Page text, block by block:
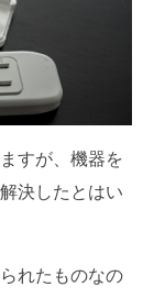
すが、機器を
決したとはい
れたものなの